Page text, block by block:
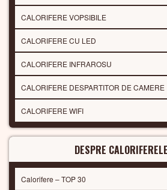
CALORIFERE VOPSIBILE
CALORIFERE CU LED
CALORIFERE INFRAROSU
CALORIFERE DESPARTITOR DE CAMERE
CALORIFERE WIFI
DESPRE
Calorifere – TOP 30